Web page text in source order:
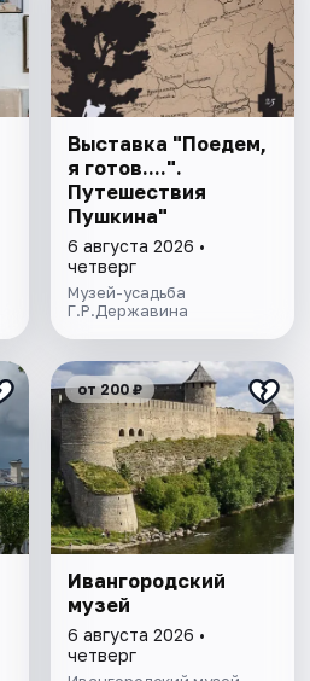
Выставка "Поедем,
я готов....".
Путешествия
Пушкина"
6 августа 2026 •
четверг
Музей-усадьба
Г.Р.Державина
от 200 ₽
Ивангородский
музей
6 августа 2026 •
четверг